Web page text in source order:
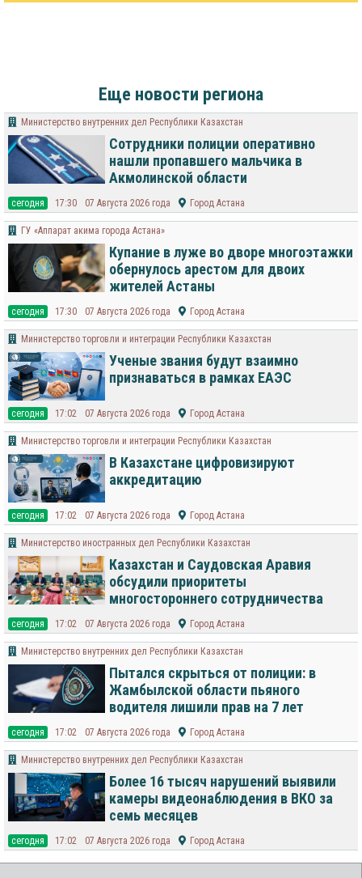
Еще новости региона
Министерство внутренних дел Республики Казахстан
Сотрудники полиции оперативно
нашли пропавшего мальчика в
Акмолинской области
cегодня 17:30 07 Августа 2026 года Город Астана
ГУ «Аппарат акима города Астана»
Купание в луже во дворе многоэтажки
обернулось арестом для двоих
жителей Астаны
cегодня 17:30 07 Августа 2026 года Город Астана
Министерство торговли и интеграции Республики Казахстан
Ученые звания будут взаимно
признаваться в рамках ЕАЭС
cегодня 17:02 07 Августа 2026 года Город Астана
Министерство торговли и интеграции Республики Казахстан
В Казахстане цифровизируют
аккредитацию
cегодня 17:02 07 Августа 2026 года Город Астана
Министерство иностранных дел Республики Казахстан
Казахстан и Саудовская Аравия
обсудили приоритеты
многостороннего сотрудничества
cегодня 17:02 07 Августа 2026 года Город Астана
Министерство внутренних дел Республики Казахстан
Пытался скрыться от полиции: в
Жамбылской области пьяного
водителя лишили прав на 7 лет
cегодня 17:02 07 Августа 2026 года Город Астана
Министерство внутренних дел Республики Казахстан
Более 16 тысяч нарушений выявили
камеры видеонаблюдения в ВКО за
семь месяцев
cегодня 17:02 07 Августа 2026 года Город Астана